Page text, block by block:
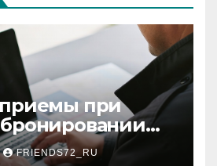
при
FRIENDS72_RU